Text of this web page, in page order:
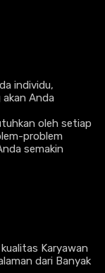
individu,
Anda
oleh setiap
problem
semakin
Karyawan
dari Banyak